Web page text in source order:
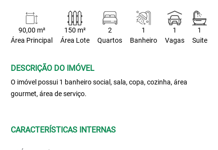
90,00 m²
Área Principal
150 m²
Área Lote
2
Quartos
1
Banheiro
1
Vagas
1
Suite
DESCRIÇÃO DO IMÓVEL
O imóvel possui 1 banheiro social, sala, copa, cozinha, área
gourmet, área de serviço.
CARACTERÍSTICAS INTERNAS